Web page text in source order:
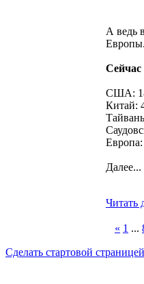
А ведь
Сейчас
США:
Китай:
Далее...
Читать
« 1 ...
Сделать стартовой страницей